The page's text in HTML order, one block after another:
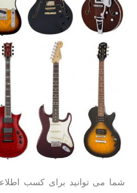
​شما می توانید برای کسب